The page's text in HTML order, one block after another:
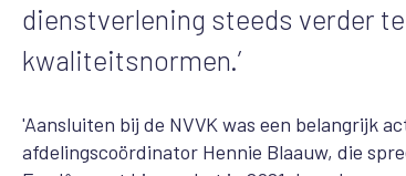
dienstverlening steeds verder
kwaliteitsnormen.’
'Aansluiten bij de NVVK was een belangrijk
afdelingscoördinator Hennie Blaauw, die